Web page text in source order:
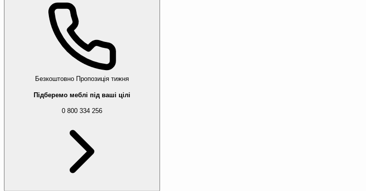
Безкоштовно Пропозиція тижня
Підберемо меблі під ваші цілі
0 800 334 256